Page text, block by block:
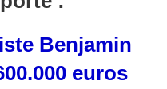
Benjamin
euros